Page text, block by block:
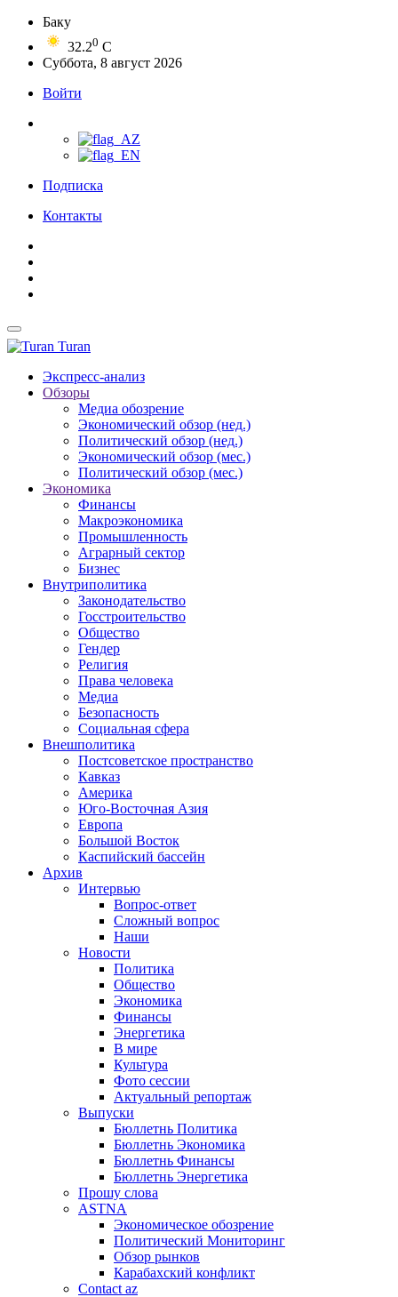
Баку
32.20 C
Суббота, 8 август 2026
Войти
Подписка
Контакты
Turan
Экспресс-анализ
Обзоры
Медиа обозрение
Экономический обзор (нед.)
Политический обзор (нед.)
Экономический обзор (мес.)
Политический обзор (мес.)
Экономика
Финансы
Макроэкономика
Промышленность
Аграрный сектор
Бизнес
Внутриполитика
Законодательство
Госстроительство
Общество
Гендер
Религия
Права человека
Медиа
Безопасность
Социальная сфера
Внешполитика
Постсоветское пространство
Кавказ
Америка
Юго-Восточная Азия
Европа
Большой Восток
Каспийский бассейн
Архив
Интервью
Вопрос-ответ
Сложный вопрос
Наши
Новости
Политика
Общество
Экономика
Финансы
Энергетика
В мире
Культура
Фото сессии
Актуальный репортаж
Выпуски
Бюллетнь Политика
Бюллетнь Экономика
Бюллетнь Финансы
Бюллетнь Энергетика
Прошу слова
ASTNA
Экономическое обозрение
Политический Мониторинг
Обзор рынков
Карабахский конфликт
Contact az